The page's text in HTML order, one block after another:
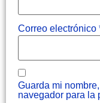
Correo electrónico
Guarda mi
navegador para la